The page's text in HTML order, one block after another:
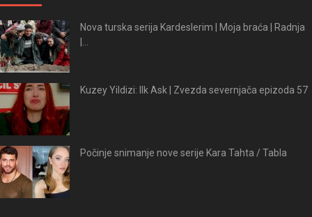
Nova turska serija Kardeslerim | Moja braća | Radnja
|...
Kuzey Yildizi: Ilk Ask | Zvezda severnjača epizoda 57
Počinje snimanje nove serije Kara Tahta / Tabla